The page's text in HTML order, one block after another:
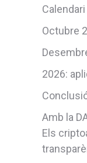
Calendari
Octubre
2026:
Amb la
Els